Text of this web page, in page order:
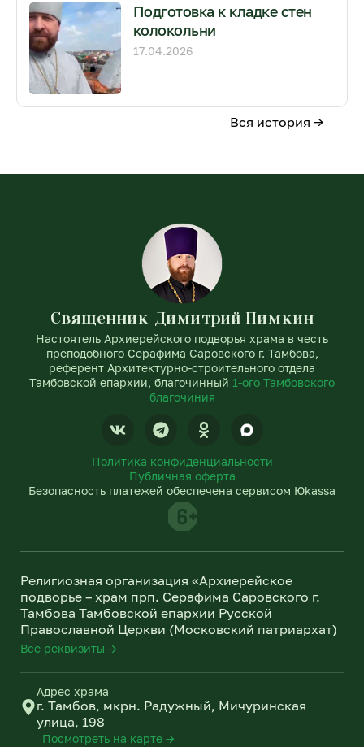
Подготовка к кладке стен
колокольни
17.04.2026
Вся история →
Священник Димитрий Пимкин
Настоятель Архиерейского подворья храма в честь
преподобного Серафима Саровского г. Тамбова,
референт Архитектурно-строительного отдела
Тамбовской епархии, благочинный 1-ого Тамбовского
благочиния
V
k
T
e
e
g
m
O
d
o
k
s
i
k
i
Политика конфиденциальности
Публичная оферта
Безопасность платежей обеспечена сервисом Юkassa
Религиозная организация «Архиерейское
подворье – храм прп. Серафима Саровского г.
Тамбова Тамбовской епархии Русской
Православной Церкви (Московский патриархат)
Все реквизиты →
Адрес храма
г. Тамбов, мкрн. Радужный, Мичуринская
улица, 198
Посмотреть на карте →